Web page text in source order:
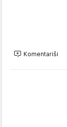
Komentariši